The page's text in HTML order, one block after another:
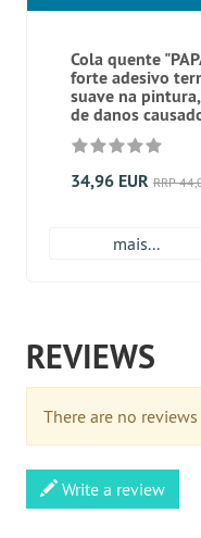
Cola quente
forte adesivo
suave na
de danos
34,96 EUR RRP
mais...
REVIEWS
There are no
Write a review